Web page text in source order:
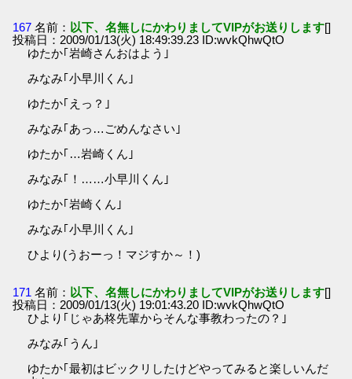
167 名前： 以下、名無しにかわりましてVIPがお送りします[]
投稿日：2009/01/13(火) 18:49:39.23 ID:wvkQhwQtO
ゆたか｢岩崎さんおはよう｣
みなみ｢小早川くん｣
ゆたか｢えっ？｣
みなみ｢あっ…ごめんなさい｣
ゆたか｢…岩崎くん｣
みなみ｢！……小早川くん｣
ゆたか｢岩崎くん｣
みなみ｢小早川くん｣
ひより(うおーっ！マジすか～！)
171 名前： 以下、名無しにかわりましてVIPがお送りします[]
投稿日：2009/01/13(火) 19:01:43.20 ID:wvkQhwQtO
ひより｢じゃあ柊先輩からそんな事教わったの？｣
みなみ｢うん｣
ゆたか｢最初はビックリしたけどやってみると楽しいんだ